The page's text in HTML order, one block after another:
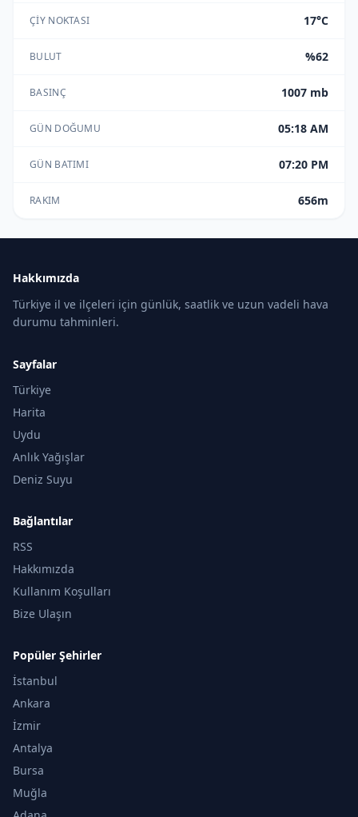
ÇIY NOKTASI 17°C
BULUT %62
BASINÇ 1007 mb
GÜN DOĞUMU 05:18 AM
GÜN BATIMI 07:20 PM
RAKIM 656m
Hakkımızda
Türkiye il ve ilçeleri için günlük, saatlik ve uzun vadeli hava
durumu tahminleri.
Sayfalar
Türkiye
Harita
Uydu
Anlık Yağışlar
Deniz Suyu
Bağlantılar
RSS
Hakkımızda
Kullanım Koşulları
Bize Ulaşın
Popüler Şehirler
İstanbul
Ankara
İzmir
Antalya
Bursa
Muğla